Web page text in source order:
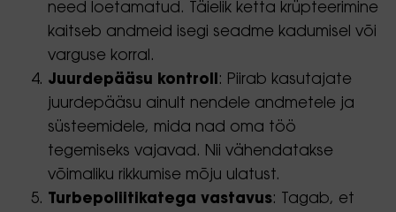
need loetamatud. Täielik ketta krüpteerimine
kaitseb andmeid isegi seadme kadumisel või
varguse korral.
Juurdepääsu kontroll
: Piirab kasutajate
juurdepääsu ainult nendele andmetele ja
süsteemidele, mida nad oma töö
tegemiseks vajavad. Nii vähendatakse
võimaliku rikkumise mõju ulatust.
Turbepoliitikatega vastavus: Tagab, et